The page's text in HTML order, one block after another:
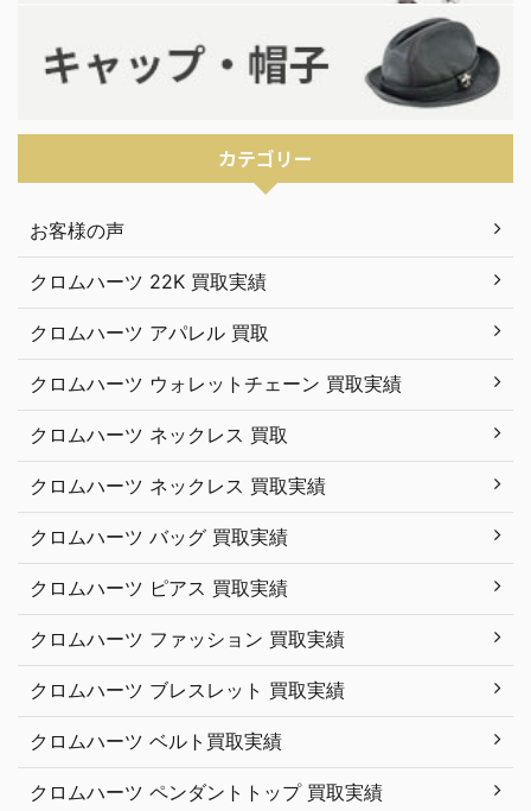
カテゴリー
お客様の声
クロムハーツ 22K 買取実績
クロムハーツ アパレル 買取
クロムハーツ ウォレットチェーン 買取実績
クロムハーツ ネックレス 買取
クロムハーツ ネックレス 買取実績
クロムハーツ バッグ 買取実績
クロムハーツ ピアス 買取実績
クロムハーツ ファッション 買取実績
クロムハーツ ブレスレット 買取実績
クロムハーツ ベルト買取実績
クロムハーツ ペンダントトップ 買取実績